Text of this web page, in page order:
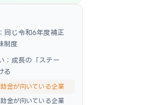
同じ令和6年度補正
制度
：成長の「ステー
る
金が向いている企業
金が向いている企業